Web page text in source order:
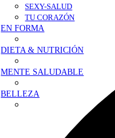
SEXY-SALUD
TU CORAZÓN
EN FORMA
DIETA & NUTRICIÓN
MENTE SALUDABLE
BELLEZA